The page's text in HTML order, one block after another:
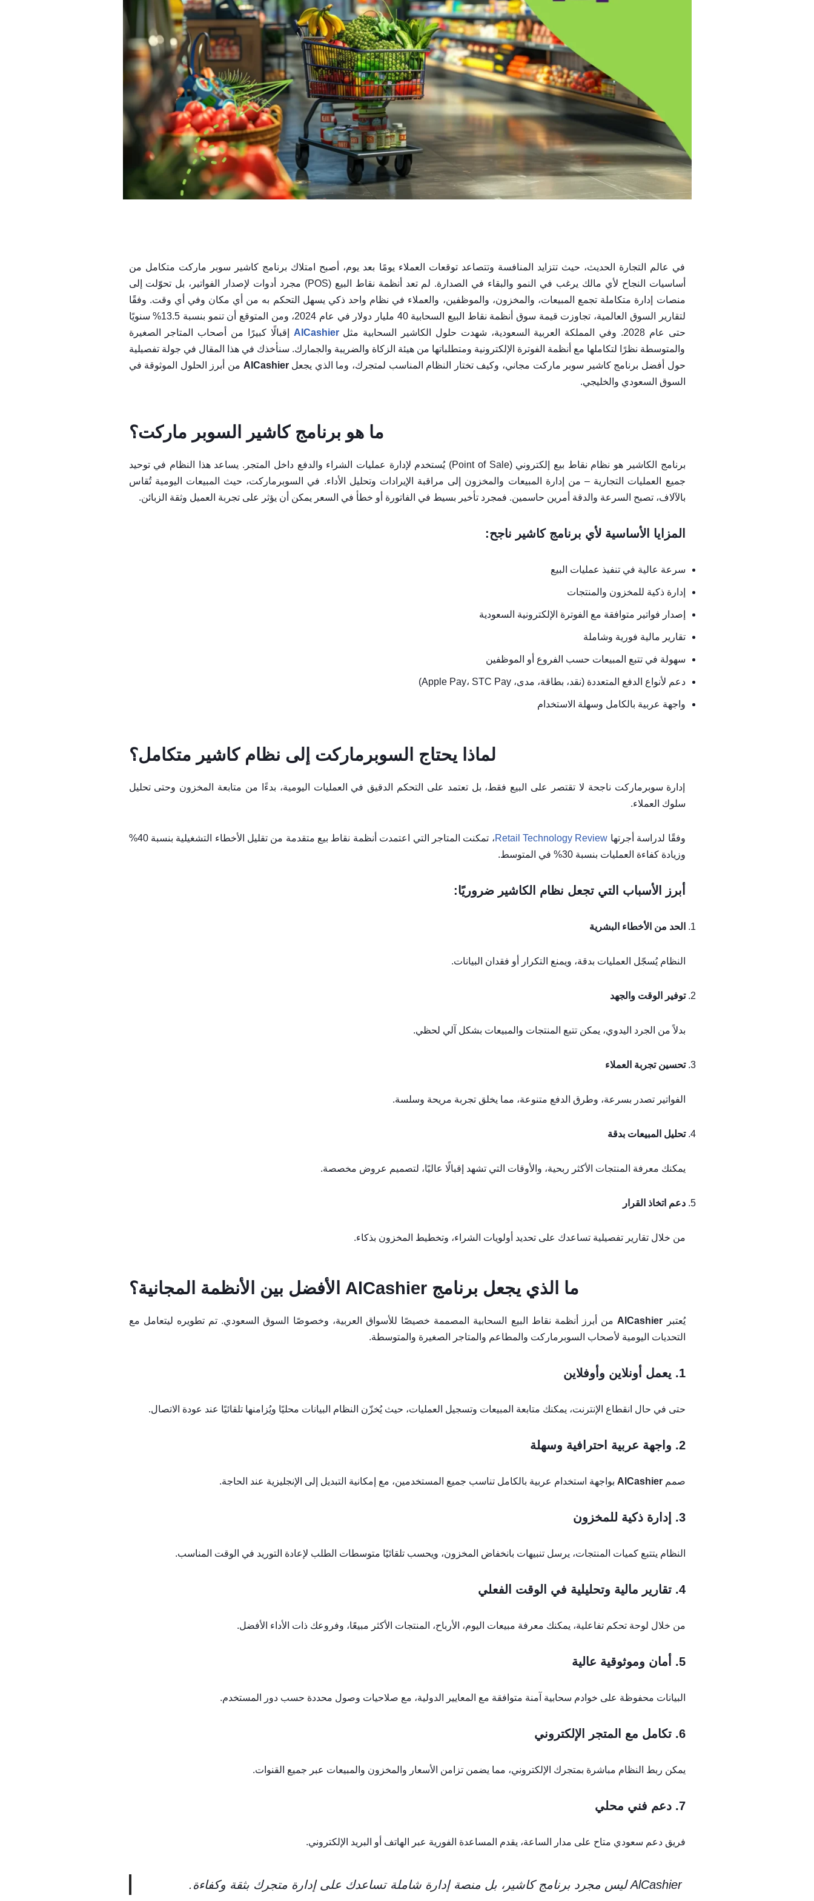
في عالم التجارة الحديث، حيث تتزايد المنافسة وتتصاعد توقعات العملاء يومًا بعد يوم، أصبح امتلاك برنامج كاشير سوبر ماركت متكامل من
أساسيات النجاح لأي مالك يرغب في النمو والبقاء في الصدارة. لم تعد أنظمة نقاط البيع (POS) مجرد أدوات لإصدار الفواتير، بل تحوّلت إلى
منصات إدارة متكاملة تجمع المبيعات، والمخزون، والموظفين، والعملاء في نظام واحد ذكي يسهل التحكم به من أي مكان وفي أي وقت. وفقًا
لتقارير السوق العالمية، تجاوزت قيمة سوق أنظمة نقاط البيع السحابية 40 مليار دولار في عام 2024، ومن المتوقع أن تنمو بنسبة 13.5% سنويًا
حتى عام 2028. وفي المملكة العربية السعودية، شهدت حلول الكاشير السحابية مثل
AlCashier
إقبالًا كبيرًا من أصحاب المتاجر الصغيرة
والمتوسطة نظرًا لتكاملها مع أنظمة الفوترة الإلكترونية ومتطلباتها من هيئة الزكاة والضريبة والجمارك. سنأخذك في هذا المقال في جولة تفصيلية
حول أفضل برنامج كاشير سوبر ماركت مجاني، وكيف تختار النظام المناسب لمتجرك، وما الذي يجعلAlCashier من أبرز الحلول الموثوقة في
السوق السعودي والخليجي.
ما هو برنامج كاشير السوبر ماركت؟
برنامج الكاشير هو نظام نقاط بيع إلكتروني (Point of Sale) يُستخدم لإدارة عمليات الشراء والدفع داخل المتجر. يساعد هذا النظام في توحيد
جميع العمليات التجارية – من إدارة المبيعات والمخزون إلى مراقبة الإيرادات وتحليل الأداء. في السوبرماركت، حيث المبيعات اليومية تُقاس
بالآلاف، تصبح السرعة والدقة أمرين حاسمين. فمجرد تأخير بسيط في الفاتورة أو خطأ في السعر يمكن أن يؤثر على تجربة العميل وثقة الزبائن.
المزايا الأساسية لأي برنامج كاشير ناجح:
سرعة عالية في تنفيذ عمليات البيع
إدارة ذكية للمخزون والمنتجات
إصدار فواتير متوافقة مع الفوترة الإلكترونية السعودية
تقارير مالية فورية وشاملة
سهولة في تتبع المبيعات حسب الفروع أو الموظفين
دعم لأنواع الدفع المتعددة (نقد، بطاقة، مدى، Apple Pay، STC Pay)
واجهة عربية بالكامل وسهلة الاستخدام
لماذا يحتاج السوبرماركت إلى نظام كاشير متكامل؟
إدارة سوبرماركت ناجحة لا تقتصر على البيع فقط، بل تعتمد على التحكم الدقيق في العمليات اليومية، بدءًا من متابعة المخزون وحتى تحليل
سلوك العملاء.
وفقًا لدراسة أجرتها Retail Technology Review
، تمكنت المتاجر التي اعتمدت أنظمة نقاط بيع متقدمة من تقليل الأخطاء التشغيلية بنسبة 40%
وزيادة كفاءة العمليات بنسبة 30% في المتوسط.
أبرز الأسباب التي تجعل نظام الكاشير ضروريًا:
الحد من الأخطاء البشرية
النظام يُسجّل العمليات بدقة، ويمنع التكرار أو فقدان البيانات.
توفير الوقت والجهد
بدلاً من الجرد اليدوي، يمكن تتبع المنتجات والمبيعات بشكل آلي لحظي.
تحسين تجربة العملاء
الفواتير تصدر بسرعة، وطرق الدفع متنوعة، مما يخلق تجربة مريحة وسلسة.
تحليل المبيعات بدقة
يمكنك معرفة المنتجات الأكثر ربحية، والأوقات التي تشهد إقبالًا عاليًا، لتصميم عروض مخصصة.
دعم اتخاذ القرار
من خلال تقارير تفصيلية تساعدك على تحديد أولويات الشراء، وتخطيط المخزون بذكاء.
ما الذي يجعل برنامج AlCashier الأفضل بين الأنظمة المجانية؟
يُعتبر AlCashier من أبرز أنظمة نقاط البيع السحابية المصممة خصيصًا للأسواق العربية، وخصوصًا السوق السعودي. تم تطويره ليتعامل مع
التحديات اليومية لأصحاب السوبرماركت والمطاعم والمتاجر الصغيرة والمتوسطة.
1. يعمل أونلاين وأوفلاين
حتى في حال انقطاع الإنترنت، يمكنك متابعة المبيعات وتسجيل العمليات، حيث يُخزّن النظام البيانات محليًا ويُزامنها تلقائيًا عند عودة الاتصال.
2. واجهة عربية احترافية وسهلة
صممAlCashier بواجهة استخدام عربية بالكامل تناسب جميع المستخدمين، مع إمكانية التبديل إلى الإنجليزية عند الحاجة.
3. إدارة ذكية للمخزون
النظام يتتبع كميات المنتجات، يرسل تنبيهات بانخفاض المخزون، ويحسب تلقائيًا متوسطات الطلب لإعادة التوريد في الوقت المناسب.
4. تقارير مالية وتحليلية في الوقت الفعلي
من خلال لوحة تحكم تفاعلية، يمكنك معرفة مبيعات اليوم، الأرباح، المنتجات الأكثر مبيعًا، وفروعك ذات الأداء الأفضل.
5. أمان وموثوقية عالية
البيانات محفوظة على خوادم سحابية آمنة متوافقة مع المعايير الدولية، مع صلاحيات وصول محددة حسب دور المستخدم.
6. تكامل مع المتجر الإلكتروني
يمكن ربط النظام مباشرة بمتجرك الإلكتروني، مما يضمن تزامن الأسعار والمخزون والمبيعات عبر جميع القنوات.
7. دعم فني محلي
فريق دعم سعودي متاح على مدار الساعة، يقدم المساعدة الفورية عبر الهاتف أو البريد الإلكتروني.
AlCashier ليس مجرد برنامج كاشير، بل منصة إدارة شاملة تساعدك على إدارة متجرك بثقة وكفاءة.